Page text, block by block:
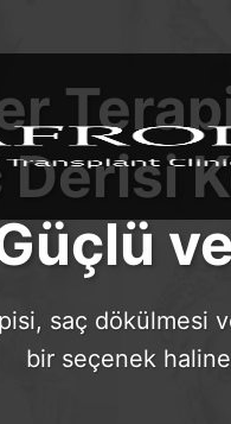
Derisi
saç dökülmesi
bir seçenek